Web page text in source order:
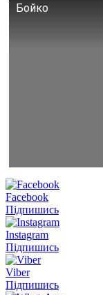
Бойко
Facebook
Підпишись
Instagram
Підпишись
Viber
Підпишись